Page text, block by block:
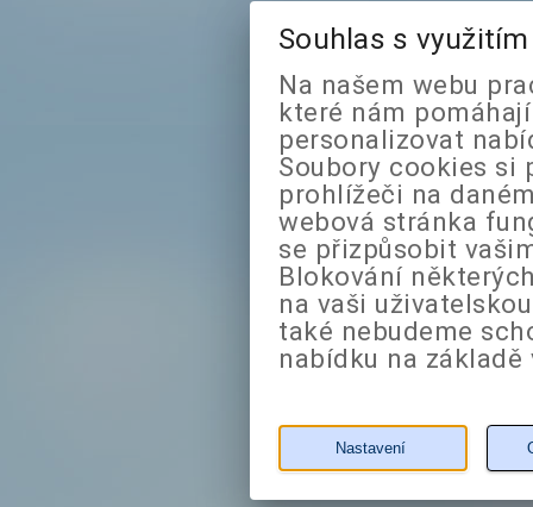
Souhlas s
Na našem webu
které nám
personalizovat
Soubory cookies si
prohlížeči na
webová stránka
se přizpůsobit
Blokování
na vaši
také nebudeme
nabídku na
Nastavení